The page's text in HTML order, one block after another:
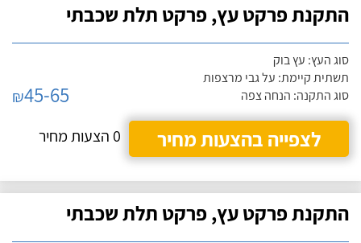
התקנת פרקט עץ, פרקט תלת שכבתי
סוג העץ: עץ בוק
תשתית קיימת: על גבי מרצפות
סוג התקנה: הנחה צפה
₪45-65
לצפייה בהצעות מחיר
0 הצעות מחיר
התקנת פרקט עץ, פרקט תלת שכבתי